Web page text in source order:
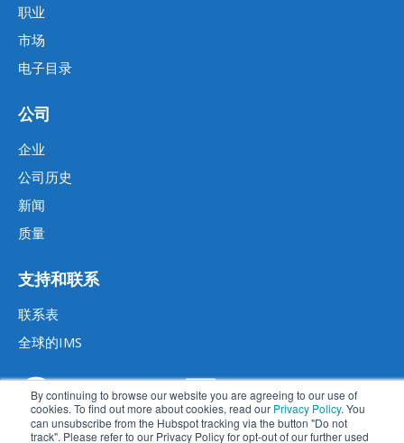
By continuing to browse our website you are agreeing to our use of
cookies. To find out more about cookies, read our Privacy Policy. You
can unsubscribe from the Hubspot tracking via the button "Do not
track". Please refer to our Privacy Policy for opt-out of our further used
职业
市场
电子目录
公司
企业
公司历史
新闻
质量
支持和联系
联系表
全球的IMS